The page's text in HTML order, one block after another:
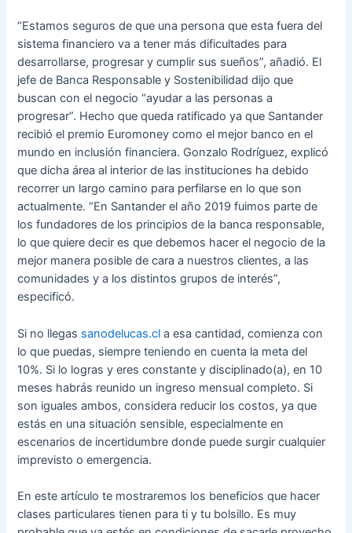
“Estamos seguros de que una persona que esta fuera del
sistema financiero va a tener más dificultades para
desarrollarse, progresar y cumplir sus sueños”, añadió. El
jefe de Banca Responsable y Sostenibilidad dijo que
buscan con el negocio “ayudar a las personas a
progresar”. Hecho que queda ratificado ya que Santander
recibió el premio Euromoney como el mejor banco en el
mundo en inclusión financiera. Gonzalo Rodríguez, explicó
que dicha área al interior de las instituciones ha debido
recorrer un largo camino para perfilarse en lo que son
actualmente. “En Santander el año 2019 fuimos parte de
los fundadores de los principios de la banca responsable,
lo que quiere decir es que debemos hacer el negocio de la
mejor manera posible de cara a nuestros clientes, a las
comunidades y a los distintos grupos de interés”,
especificó.
Si no llegas sanodelucas.cl a esa cantidad, comienza con
lo que puedas, siempre teniendo en cuenta la meta del
10%. Si lo logras y eres constante y disciplinado(a), en 10
meses habrás reunido un ingreso mensual completo. Si
son iguales ambos, considera reducir los costos, ya que
estás en una situación sensible, especialmente en
escenarios de incertidumbre donde puede surgir cualquier
imprevisto o emergencia.
En este artículo te mostraremos los beneficios que hacer
clases particulares tienen para ti y tu bolsillo. Es muy